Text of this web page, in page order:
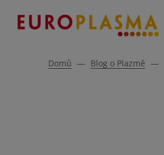
Domů — Blog o Plazmě —